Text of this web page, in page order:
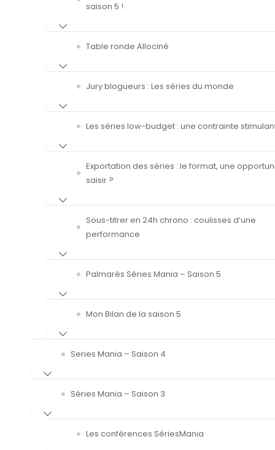
saison 5 !
Table ronde Allociné
Jury blogueurs : Les séries du monde
Les séries low-budget : une contrainte
Exportation des séries : le format, une
saisir ?
Sous-titrer en 24h chrono : coulisses d’une
performance
Palmarès Séries Mania – Saison 5
Mon Bilan de la saison 5
Series Mania – Saison 4
Séries Mania – Saison 3
Les conférences SériesMania